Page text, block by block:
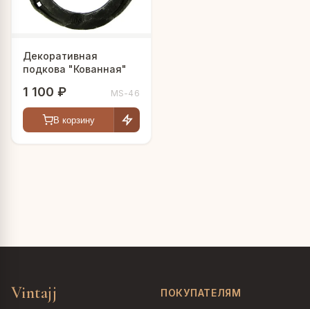
Декоративная
подкова "Кованная"
1 100 ₽ MS-46
В корзину
Vintajj ПОКУПАТЕЛЯМ